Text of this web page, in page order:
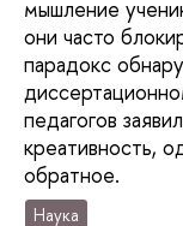
мышление
они часто
парадокс
педагогов
креативность,
обратное.
Наука